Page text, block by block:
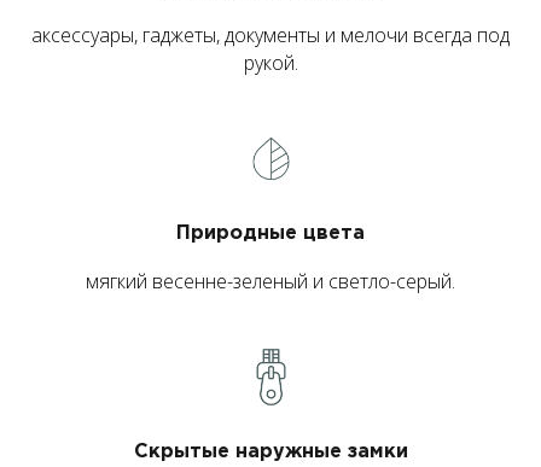
аксессуары, гаджеты, документы и мелочи всегда под
рукой.
Природные цвета
мягкий весенне-зеленый и светло-серый.
Скрытые наружные замки